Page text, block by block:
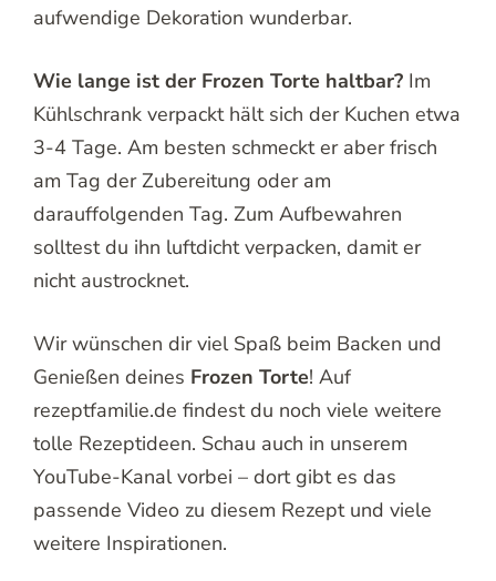
aufwendige Dekoration wunderbar.
Wie lange ist der Frozen Torte haltbar? Im
Kühlschrank verpackt hält sich der Kuchen etwa
3-4 Tage. Am besten schmeckt er aber frisch
am Tag der Zubereitung oder am
darauffolgenden Tag. Zum Aufbewahren
solltest du ihn luftdicht verpacken, damit er
nicht austrocknet.
Wir wünschen dir viel Spaß beim Backen und
Genießen deines Frozen Torte! Auf
rezeptfamilie.de findest du noch viele weitere
tolle Rezeptideen. Schau auch in unserem
YouTube-Kanal vorbei – dort gibt es das
passende Video zu diesem Rezept und viele
weitere Inspirationen.